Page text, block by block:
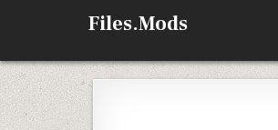
Files.Mods